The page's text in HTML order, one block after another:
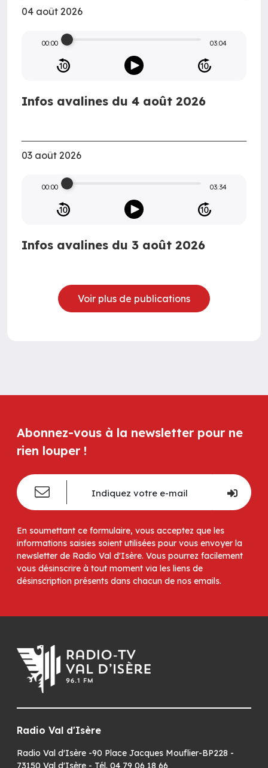
04 août 2026
00:00 03:04
Infos avalines du 4 août 2026
03 août 2026
00:00 03:34
Infos avalines du 3 août 2026
Voir plus de publications
Abonnez-vous à la newsletter pour ne
rien louper !
En soumettant ce formulaire, vous acceptez que les
informations saisies soient utilisées pour vous envoyer la
newsletter de Radio Val d'Isère. Vous pourrez facilement
vous désinscrire à tout moment via les liens de
désinscription présents dans chacun de nos emails.
Radio Val d'Isère
Radio Val d'Isère -90 Place Jacques Mouflier-BP228 -
73150 Val d'Isère - Tél. 04 79 06 18 66